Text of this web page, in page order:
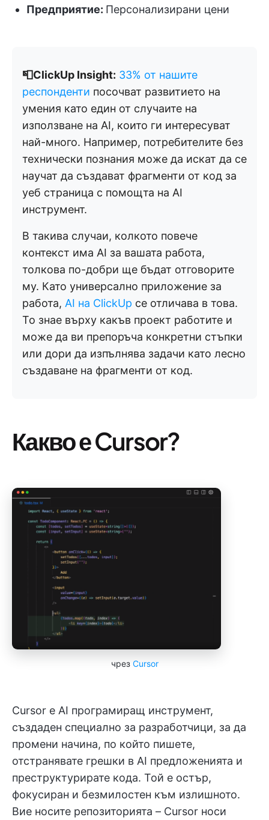
Предприятие: Персонализирани цени
📮ClickUp Insight: 33% от нашите
респонденти посочват развитието на
умения като един от случаите на
използване на AI, които ги интересуват
най-много. Например, потребителите без
технически познания може да искат да се
научат да създават фрагменти от код за
уеб страница с помощта на AI
инструмент.
В такива случаи, колкото повече
контекст има AI за вашата работа,
толкова по-добри ще бъдат отговорите
му. Като универсално приложение за
работа, AI на ClickUp се отличава в това.
То знае върху какъв проект работите и
може да ви препоръча конкретни стъпки
или дори да изпълнява задачи като лесно
създаване на фрагменти от код.
Какво е Cursor?
чрез Cursor
Cursor е AI програмиращ инструмент,
създаден специално за разработчици, за да
промени начина, по който пишете,
отстранявате грешки в AI предложенията и
преструктурирате кода. Той е остър,
фокусиран и безмилостен към излишното.
Вие носите репозиторията – Cursor носи